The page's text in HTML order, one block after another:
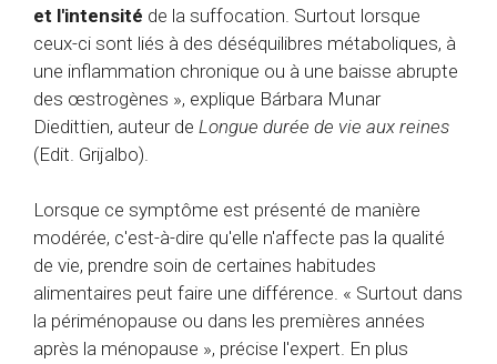
et l'intensité de la suffocation. Surtout lorsque
ceux-ci sont liés à des déséquilibres métaboliques, à
une inflammation chronique ou à une baisse abrupte
des œstrogènes », explique Bárbara Munar
Diedittien, auteur de Longue durée de vie aux reines
(Edit. Grijalbo).
Lorsque ce symptôme est présenté de manière
modérée, c'est-à-dire qu'elle n'affecte pas la qualité
de vie, prendre soin de certaines habitudes
alimentaires peut faire une différence. « Surtout dans
la périménopause ou dans les premières années
après la ménopause », précise l'expert. En plus